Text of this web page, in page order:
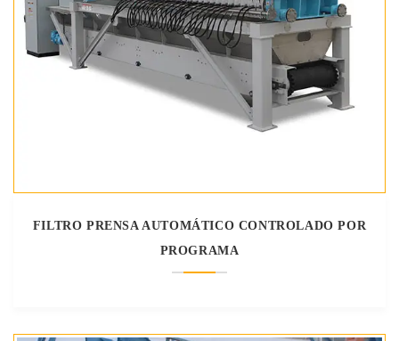
FILTRO PRENSA AUTOMÁTICO CONTROLADO POR
PROGRAMA